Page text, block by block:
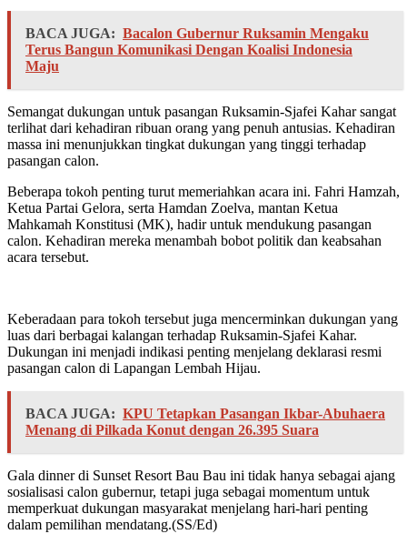
BACA JUGA: Bacalon Gubernur Ruksamin Mengaku
Terus Bangun Komunikasi Dengan Koalisi Indonesia
Maju
Semangat dukungan untuk pasangan Ruksamin-Sjafei Kahar sangat
terlihat dari kehadiran ribuan orang yang penuh antusias. Kehadiran
massa ini menunjukkan tingkat dukungan yang tinggi terhadap
pasangan calon.
Beberapa tokoh penting turut memeriahkan acara ini. Fahri Hamzah,
Ketua Partai Gelora, serta Hamdan Zoelva, mantan Ketua
Mahkamah Konstitusi (MK), hadir untuk mendukung pasangan
calon. Kehadiran mereka menambah bobot politik dan keabsahan
acara tersebut.
Keberadaan para tokoh tersebut juga mencerminkan dukungan yang
luas dari berbagai kalangan terhadap Ruksamin-Sjafei Kahar.
Dukungan ini menjadi indikasi penting menjelang deklarasi resmi
pasangan calon di Lapangan Lembah Hijau.
BACA JUGA: KPU Tetapkan Pasangan Ikbar-Abuhaera
Menang di Pilkada Konut dengan 26.395 Suara
Gala dinner di Sunset Resort Bau Bau ini tidak hanya sebagai ajang
sosialisasi calon gubernur, tetapi juga sebagai momentum untuk
memperkuat dukungan masyarakat menjelang hari-hari penting
dalam pemilihan mendatang.(SS/Ed)